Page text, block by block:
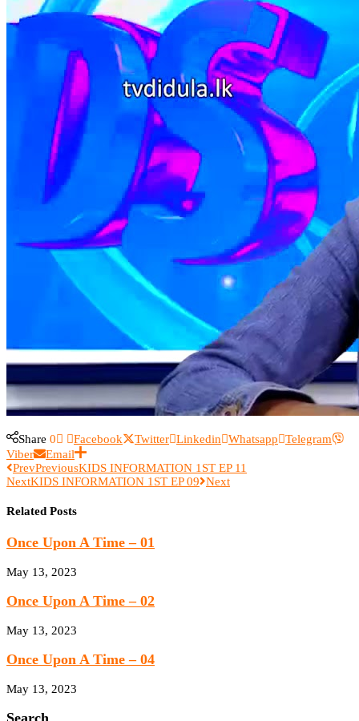
Share 0 Facebook Twitter Linkedin Whatsapp
Telegram
Viber
Email
PrevPreviousKIDS INFORMATION 1ST EP 11
NextKIDS INFORMATION 1ST EP 09 Next
Related Posts
Once Upon A Time – 01
May 13, 2023
Once Upon A Time – 02
May 13, 2023
Once Upon A Time – 04
May 13, 2023